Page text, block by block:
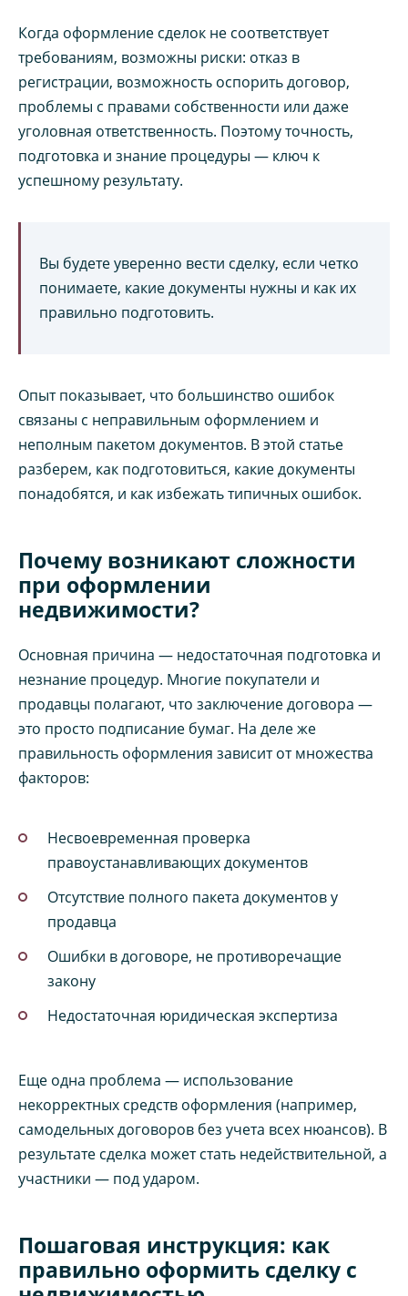
Когда оформление сделок не соответствует
требованиям, возможны риски: отказ в
регистрации, возможность оспорить договор,
проблемы с правами собственности или даже
уголовная ответственность. Поэтому точность,
подготовка и знание процедуры — ключ к
успешному результату.
Вы будете уверенно вести сделку, если четко
понимаете, какие документы нужны и как их
правильно подготовить.
Опыт показывает, что большинство ошибок
связаны с неправильным оформлением и
неполным пакетом документов. В этой статье
разберем, как подготовиться, какие документы
понадобятся, и как избежать типичных ошибок.
Почему возникают сложности
при оформлении
недвижимости?
Основная причина — недостаточная подготовка и
незнание процедур. Многие покупатели и
продавцы полагают, что заключение договора —
это просто подписание бумаг. На деле же
правильность оформления зависит от множества
факторов:
Несвоевременная проверка
правоустанавливающих документов
Отсутствие полного пакета документов у
продавца
Ошибки в договоре, не противоречащие
закону
Недостаточная юридическая экспертиза
Еще одна проблема — использование
некорректных средств оформления (например,
самодельных договоров без учета всех нюансов). В
результате сделка может стать недействительной, а
участники — под ударом.
Пошаговая инструкция: как
правильно оформить сделку с